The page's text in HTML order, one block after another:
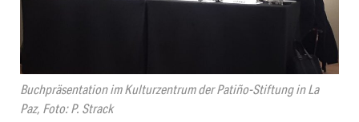
Buchpräsentation im Kulturzentrum der Patiño-Stiftung in La
Paz, Foto: P. Strack